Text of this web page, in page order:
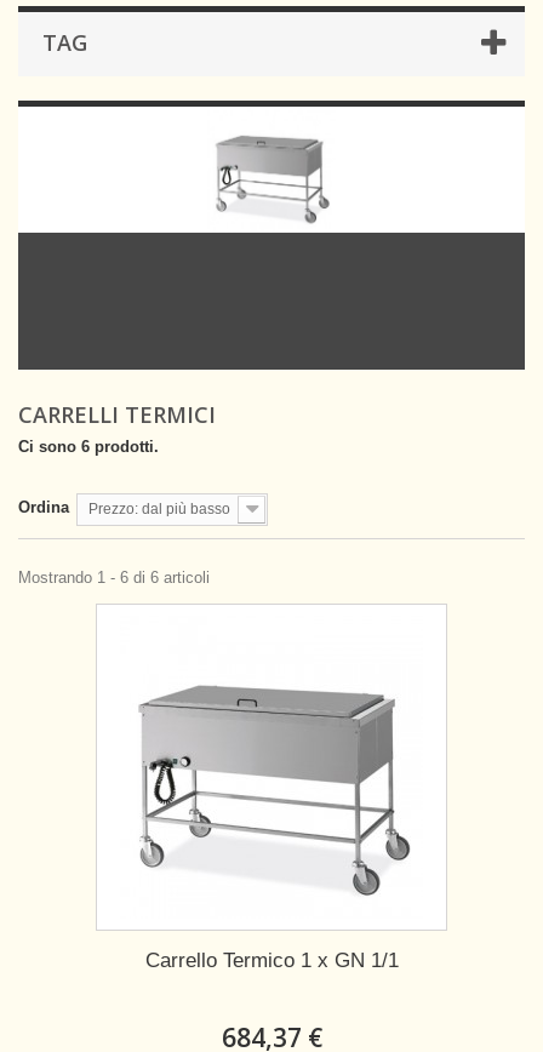
TAG
CARRELLI TERMICI
Ci sono 6 prodotti.
Ordina Prezzo: dal più basso
Mostrando 1 - 6 di 6 articoli
Carrello Termico 1 x GN 1/1
684,37 €